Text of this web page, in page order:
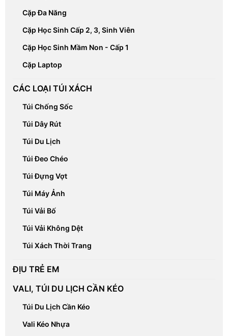
Cặp Đa Năng
Cặp Học Sinh Cấp 2, 3, Sinh Viên
Cặp Học Sinh Mầm Non - Cấp 1
Cặp Laptop
CÁC LOẠI TÚI XÁCH
Túi Chống Sốc
Túi Dây Rút
Túi Du Lịch
Túi Đeo Chéo
Túi Đựng Vợt
Túi Máy Ảnh
Túi Vải Bố
Túi Vải Không Dệt
Túi Xách Thời Trang
ĐỊU TRẺ EM
VALI, TÚI DU LỊCH CẦN KÉO
Túi Du Lịch Cần Kéo
Vali Kéo Nhựa